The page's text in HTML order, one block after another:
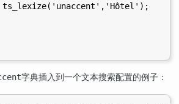
ts_lexize('unaccent','Hôtel');
字典插入到一个文本搜索配置的例子：